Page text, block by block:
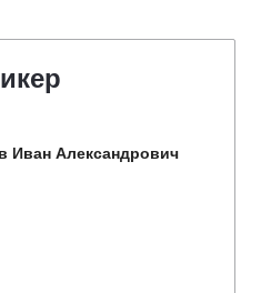
Иван Александрович